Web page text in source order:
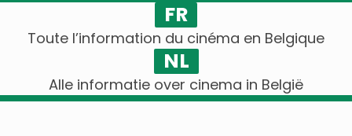
FR
Toute l’information du cinéma en Belgique
NL
Alle informatie over cinema in België